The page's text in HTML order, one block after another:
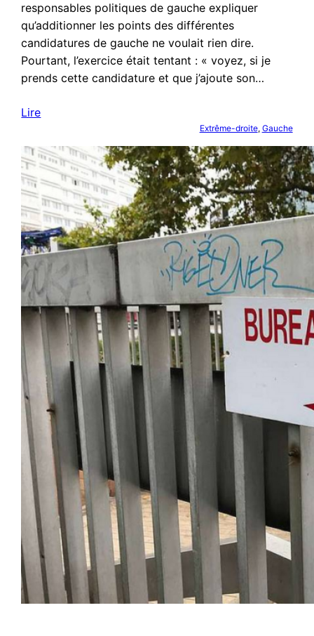
responsables politiques de gauche expliquer
qu’additionner les points des différentes
candidatures de gauche ne voulait rien dire.
Pourtant, l’exercice était tentant : « voyez, si je
prends cette candidature et que j’ajoute son…
Lire
Extrême-droite, Gauche